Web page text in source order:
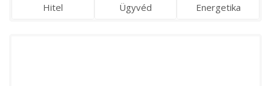
Hitel Ügyvéd Energetika